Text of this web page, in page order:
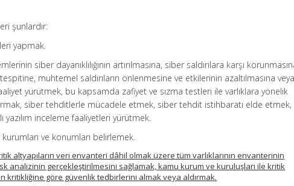
şunlardır:
yapmak.
siber dayanıklılığının artırılmasına, siber saldırılara karşı
muhtemel saldırıların önlenmesine ve etkilerinin azaltılmasına veya
yürütmek, bu kapsamda zafiyet ve sızma testleri ile varlıklara yönelik
siber tehditlerle mücadele etmek, siber tehdit istihbaratı elde etmek,
inceleme faaliyetleri yürütmek.
ve konumları belirlemek.
altyapıların veri envanteri dâhil olmak üzere tüm varlıklarının envanterinin
analizinin gerçekleştirilmesini sağlamak, kamu kurum ve kuruluşları ile kritik
kritikliğine göre güvenlik tedbirlerini almak veya aldırmak.